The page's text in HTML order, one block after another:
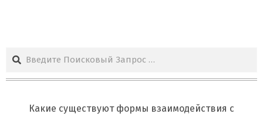
Поиск
Какие существуют формы взаимодействия с